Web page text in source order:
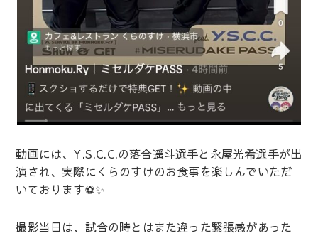
動画には、Y.S.C.C.の落合遥斗選手と永屋光希選手が出
演され、実際にくらのすけのお食事を楽しんでいただ
いております⚽✨
撮影当日は、試合の時とはまた違った緊張感があった